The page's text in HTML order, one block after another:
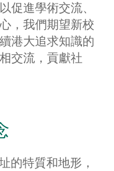
促進學術交流、
，我們期望新校
港大追求知識的
交流，貢獻社
的特質和地形，